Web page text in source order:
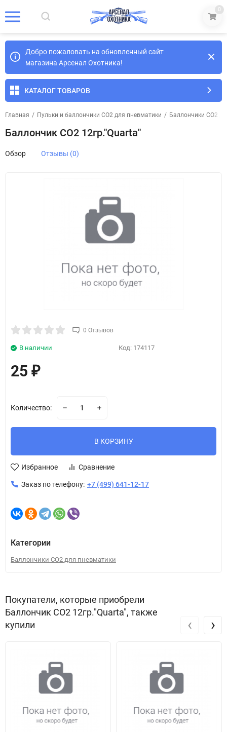
0
Добро пожаловать на обновленный сайт
магазина Арсенал Охотника!
КАТАЛОГ ТОВАРОВ
Главная / Пульки и баллончики СО2 для пневматики / Баллончики CO2
Баллончик СО2 12гр."Quarta"
Обзор Отзывы (0)
0 Отзывов
Код: 174117
В наличии
25 ₽
Количество:
В КОРЗИНУ
Избранное Сравнение
Заказ по телефону: +7 (499) 641-12-17
Категории
Баллончики CO2 для пневматики
Покупатели, которые приобрели
Баллончик СО2 12гр."Quarta", также
купили
‹ ›